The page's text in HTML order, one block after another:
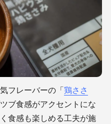
フレーバーの「鶏ささ
ブ食感がアクセントにな
食感も楽しめる工夫が施